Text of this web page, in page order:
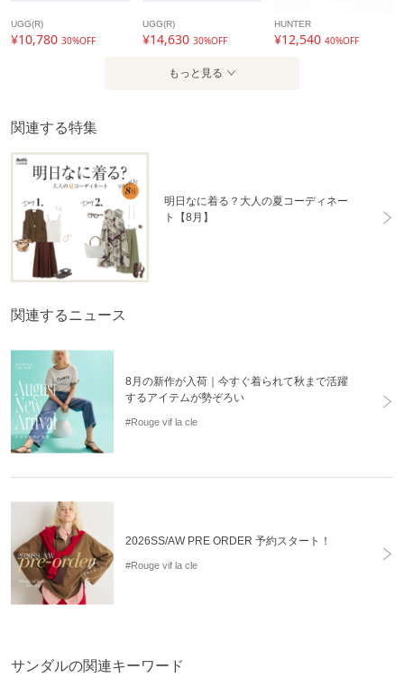
配送料
送料無料
（税込5,000円以上ご購入で送料無料）
31500262022
カテゴリ
素材
製造国 詳細は下記よりお問い合わせください
ギフト 可
UGG(R)
¥10,780 30%OFF
UGG(R)
¥14,63030%OFF
HUNTER
¥12,54040%OFF
もっと見る
関連する特集
明日なに着る？大人の夏コーディネー
ト【8月】
関連するニュース
8月の新作が入荷｜今すぐ着られて秋まで活躍
するアイテムが勢ぞろい
#Rouge vif la cle
2026SS/AW PRE ORDER 予約スタート！
#Rouge vif la cle
サンダルの関連キーワード